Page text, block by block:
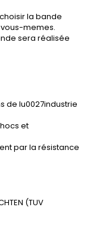
la bande
memes.
sera réalisée
de lu0027industrie
et
par la résistance
(TUV